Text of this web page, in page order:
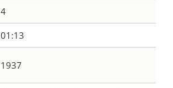
4
01:13
1937